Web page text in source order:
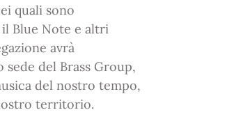
quali sono
Blue Note e altri
avrà
sede del Brass Group,
del nostro tempo,
territorio.